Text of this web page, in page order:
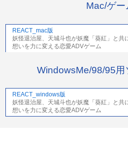
Mac/ゲー
REACT_mac版
妖怪退治屋、天城斗也が妖魔「葵紅」と共
想いを力に変える恋愛ADVゲーム
WindowsMe/98/95用
REACT_windows版
妖怪退治屋、天城斗也が妖魔「葵紅」と共
想いを力に変える恋愛ADVゲーム